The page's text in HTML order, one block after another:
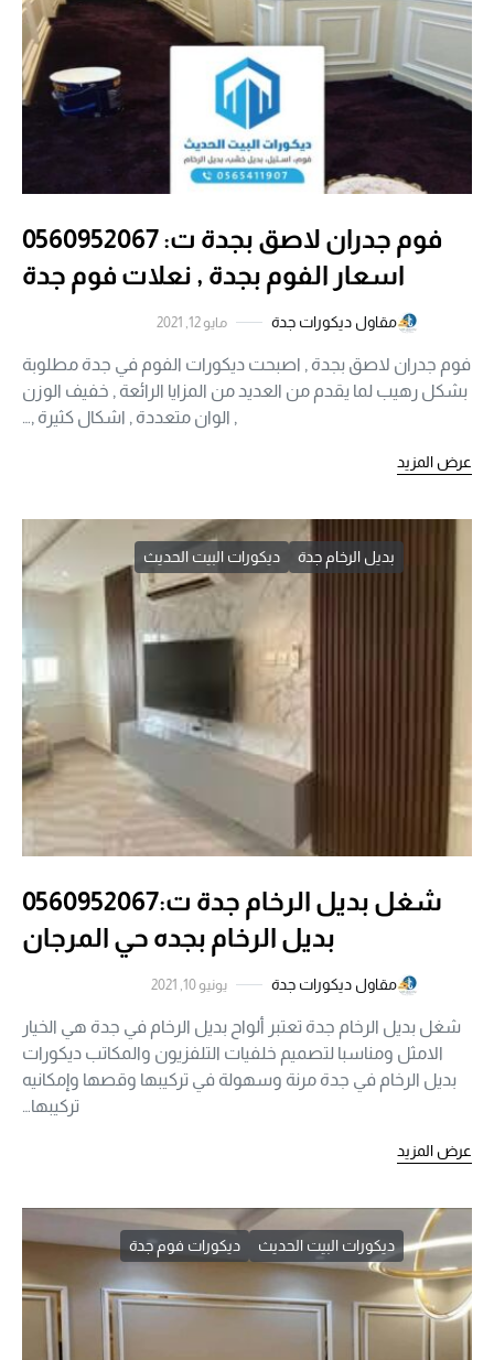
فوم جدران لاصق بجدة ت: 0560952067
اسعار الفوم بجدة , نعلات فوم جدة
مقاول ديكورات جدة مايو 12, 2021
فوم جدران لاصق بجدة , اصبحت ديكورات الفوم في جدة مطلوبة
بشكل رهيب لما يقدم من العديد من المزايا الرائعة , خفيف الوزن
, الوان متعددة , اشكال كثيرة ,…
عرض المزيد
بديل الرخام جدة ديكورات البيت الحديث
شغل بديل الرخام جدة ت:0560952067
بديل الرخام بجده حي المرجان
مقاول ديكورات جدة يونيو 10, 2021
شغل بديل الرخام جدة تعتبر ألواح بديل الرخام في جدة هي الخيار
الامثل ومناسبا لتصميم خلفيات التلفزيون والمكاتب ديكورات
بديل الرخام في جدة مرنة وسهولة في تركيبها وقصها وإمكانيه
تركيبها…
عرض المزيد
ديكورات البيت الحديث ديكورات فوم جدة